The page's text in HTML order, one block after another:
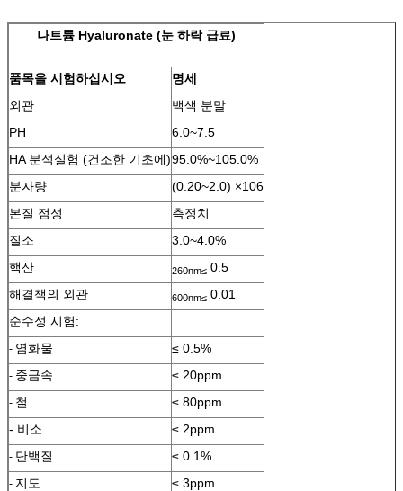
나트륨 Hyaluronate (눈 하락 급료)
품목을 시험하십시오
명세
외관
백색 분말
PH
6.0~7.5
HA 분석실험 (건조한 기초에)95.0%~105.0%
분자량
(0.20~2.0) ×106
본질 점성
측정치
질소
3.0~4.0%
핵산
260nm≤ 0.5
해결책의 외관
600nm≤ 0.01
순수성 시험:
- 염화물 ≤ 0.5%
- 중금속 ≤ 20ppm
- 철
≤ 80ppm
- 비소
≤ 2ppm
- 단백질 ≤ 0.1%
- 지도
≤ 3ppm